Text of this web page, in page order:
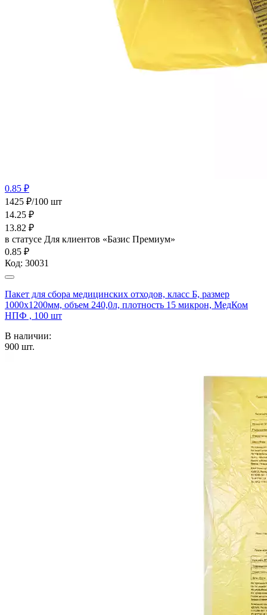
0.85 ₽
1425 ₽/100 шт
14.25 ₽
13.82 ₽
в статусе Для клиентов «Базис Премиум»
0.85 ₽
Код: 30031
Пакет для сбора медицинских отходов, класс Б, размер
1000х1200мм, объем 240,0л, плотность 15 микрон, МедКом
НПФ , 100 шт
В наличии:
900 шт.